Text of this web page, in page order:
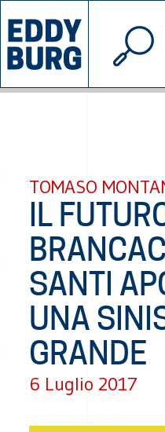
INIZIATIVE
© 2026
TOMASO
IL
SANTI
UNA
GRANDE
6 Luglio 2017